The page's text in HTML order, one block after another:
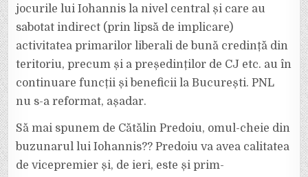
jocurile lui Iohannis la nivel central și care au
sabotat indirect (prin lipsă de implicare)
activitatea primarilor liberali de bună credință din
teritoriu, precum și a președinților de CJ etc. au în
continuare funcții și beneficii la București. PNL
nu s-a reformat, așadar.
Să mai spunem de Cătălin Predoiu, omul-cheie din
buzunarul lui Iohannis?? Predoiu va avea calitatea
de vicepremier și, de ieri, este și prim-